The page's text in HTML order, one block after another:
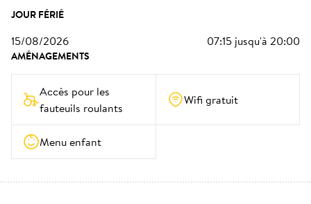
JOUR FÉRIÉ
15/08/2026 07:15 jusqu'à 20:00
AMÉNAGEMENTS
Accès pour les
fauteuils roulants
Wifi gratuit
Menu enfant